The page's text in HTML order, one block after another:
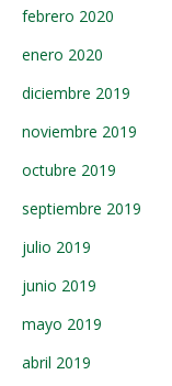
febrero 2020
enero 2020
diciembre 2019
noviembre 2019
octubre 2019
septiembre 2019
julio 2019
junio 2019
mayo 2019
abril 2019